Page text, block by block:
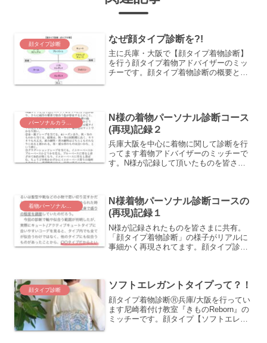
顔タイプ診断 なぜ顔タイプ診断を?!
主に兵庫・大阪で【顔タイプ着物診断】
を行う顔タイプ着物アドバイザーのミッ
チーです。顔タイプ着物診断の概要とそ
N様の着物パーソナル診断コース
(再現)記録２
兵庫大阪を中心に着物に関して診断を行
ってます着物アドバイザーのミッチーで
す。N様が記録して頂いたものを皆さま
着物診断」で分かります。
着物パーソナル診断コース
N様着物パーソナル診断コースの
(再現)記録１
N様が記録されたものを皆さまに共有。
「顔タイプ着物診断」の様子がリアルに
事細かく再現されてます。顔タイプ診断
ます。
顔タイプ診断 ソフトエレガントタイプって？！
顔タイプ着物診断Ⓡ兵庫/大阪を行ってい
ます尼崎着付け教室『きものReborn』の
ミッチーです。顔タイプ【ソフトエレガ